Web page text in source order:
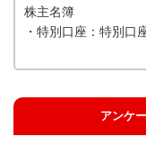
株主名簿
・特別口座：特別口
アンケ